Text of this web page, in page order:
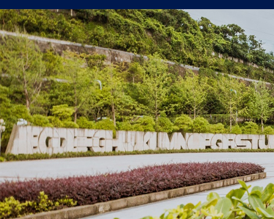
公司风采 外交外事市级实验教学示范中心（